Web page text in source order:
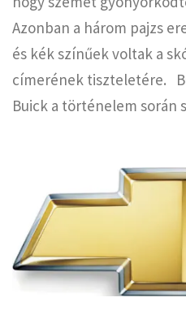
Azonban a három pajzs
és kék színűek voltak a
címerének tiszteletére.
Buick a történelem